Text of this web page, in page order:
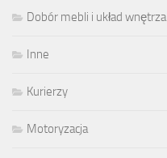
Dobór mebli i układ wnętrza
Inne
Kurierzy
Motoryzacja